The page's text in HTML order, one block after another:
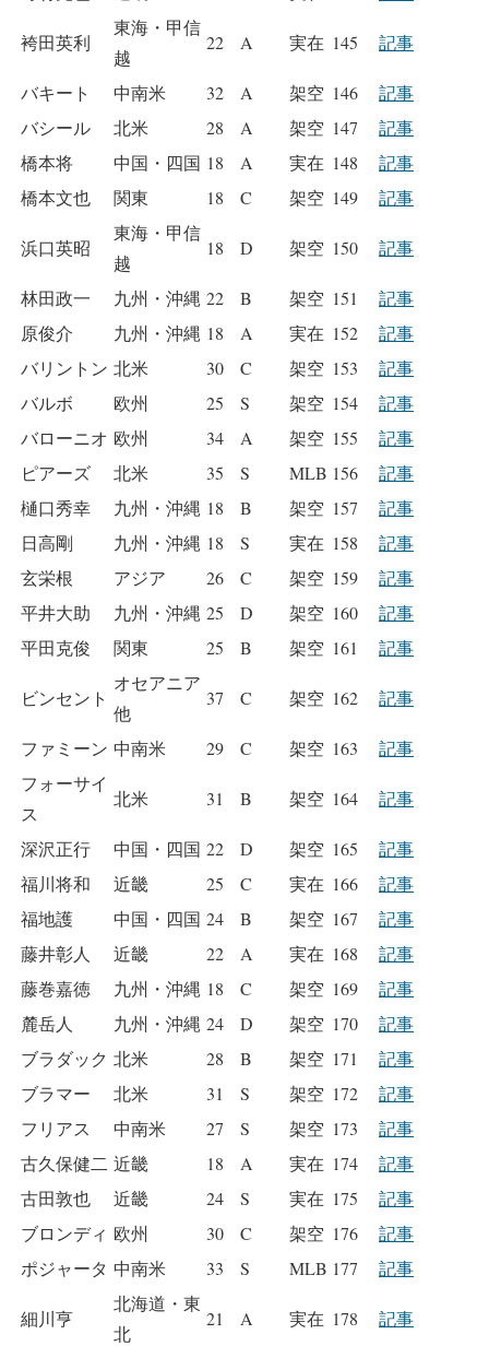
袴田英利
東海・甲信
越
22 A 実在 145 記事
バキート 中南米 32 A 架空 146
記事
バシール
北米 28 A 架空 147
記事
橋本将
中国・四国 18 A 実在 148
記事
橋本文也
関東 18 C 架空 149 記事
浜口英昭
東海・甲信
越
18 D 架空 150 記事
林田政一 九州・沖縄 22 B 架空 151
記事
原俊介
九州・沖縄 18 A 実在 152
記事
バリントン 北米 30 C 架空 153
記事
バルボ
欧州 25 S 架空 154
記事
バローニオ 欧州 34 A 架空 155
記事
ピアーズ
北米 35 S MLB 156
記事
樋口秀幸
九州・沖縄 18 B 架空 157
記事
日高剛
九州・沖縄 18 S 実在 158
記事
玄栄根
アジア 26 C 架空 159
記事
平井大助
九州・沖縄 25 D 架空 160
記事
平田克俊
関東 25 B 架空 161 記事
ビンセント
オセアニア
他
37 C 架空 162 記事
ファミーン 中南米 29 C 架空 163
記事
フォーサイ
ス
北米 31 B 架空 164 記事
深沢正行 中国・四国 22 D 架空 165
記事
福川将和
近畿 25 C 実在 166
記事
福地護
中国・四国 24 B 架空 167
記事
藤井彰人
近畿 22 A 実在 168
記事
藤巻嘉徳
九州・沖縄 18 C 架空 169
記事
麓岳人
九州・沖縄 24 D 架空 170
記事
ブラダック 北米 28 B 架空 171
記事
ブラマー
北米 31 S 架空 172
記事
フリアス
中南米 27 S 架空 173
記事
古久保健二 近畿 18 A 実在 174
記事
古田敦也
近畿 24 S 実在 175
記事
ブロンディ 欧州 30 C 架空 176
記事
ポジャータ 中南米 33 S MLB 177 記事
細川亨
北海道・東
北
21 A 実在 178 記事